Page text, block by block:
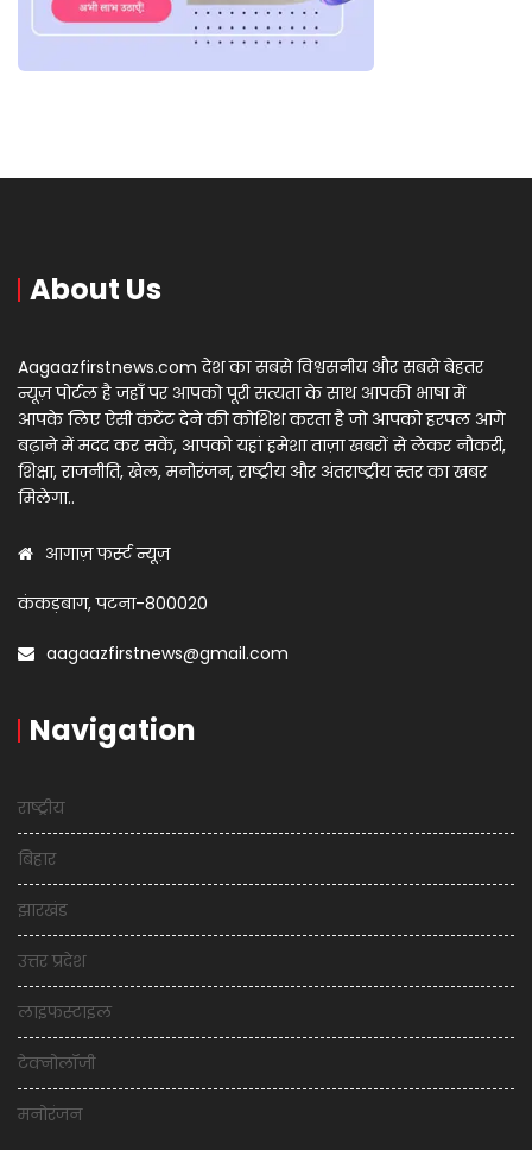
About Us
Aagaazfirstnews.com देश का सबसे विश्वसनीय और सबसे बेहतर
न्यूज़ पोर्टल है जहाँ पर आपको पूरी सत्यता के साथ आपकी भाषा में
आपके लिए ऐसी कंटेंट देने की कोशिश करता है जो आपको हरपल आगे
बढ़ाने में मदद कर सकें, आपको यहां हमेशा ताज़ा खबरों से लेकर नौकरी,
शिक्षा, राजनीति, खेल, मनोरंजन, राष्ट्रीय और अंतराष्ट्रीय स्तर का खबर
मिलेगा..
आगाज़ फर्स्ट न्यूज़
कंकड़बाग, पटना-800020
aagaazfirstnews@gmail.com
Navigation
राष्ट्रीय
बिहार
झारखंड
उत्तर प्रदेश
लाइफस्टाइल
टेक्नोलॉजी
मनोरंजन